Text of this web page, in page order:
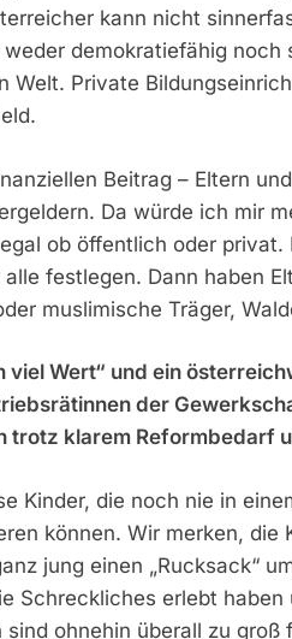
kann nicht
demokratiefähig
Welt. Private
Beitrag – Eltern
Da würde ich mir
ob öffentlich oder
festlegen. Dann haben
muslimische Träger,
viel Wert“ und ein
der
trotz klarem Reformbedarf
Kinder, die noch nie in
können. Wir merken, die
jung einen „Rucksack“
Schreckliches erlebt
sind ohnehin überall zu